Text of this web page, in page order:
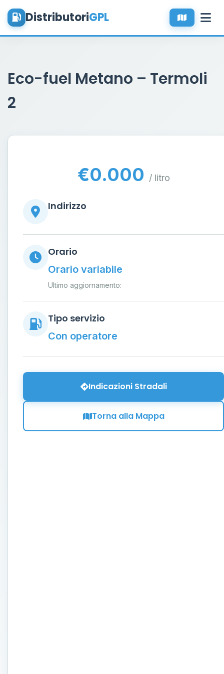
DistributoriGPL
Eco-fuel Metano – Termoli
2
€0.000 / litro
Indirizzo
Orario
Orario variabile
Ultimo aggiornamento:
Tipo servizio
Con operatore
Indicazioni Stradali
Torna alla Mappa